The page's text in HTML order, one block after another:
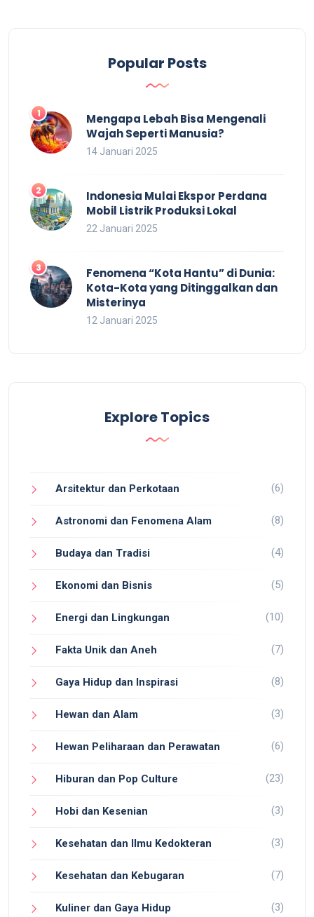
Popular Posts
Mengapa Lebah Bisa Mengenali
Wajah Seperti Manusia?
14 Januari 2025
Indonesia Mulai Ekspor Perdana
Mobil Listrik Produksi Lokal
22 Januari 2025
Fenomena “Kota Hantu” di Dunia:
Kota-Kota yang Ditinggalkan dan
Misterinya
12 Januari 2025
Explore Topics
Arsitektur dan Perkotaan (6)
Astronomi dan Fenomena Alam (8)
Budaya dan Tradisi (4)
Ekonomi dan Bisnis (5)
Energi dan Lingkungan (10)
Fakta Unik dan Aneh (7)
Gaya Hidup dan Inspirasi (8)
Hewan dan Alam (3)
Hewan Peliharaan dan Perawatan (6)
Hiburan dan Pop Culture (23)
Hobi dan Kesenian (3)
Kesehatan dan Ilmu Kedokteran (3)
Kesehatan dan Kebugaran (7)
Kuliner dan Gaya Hidup (3)